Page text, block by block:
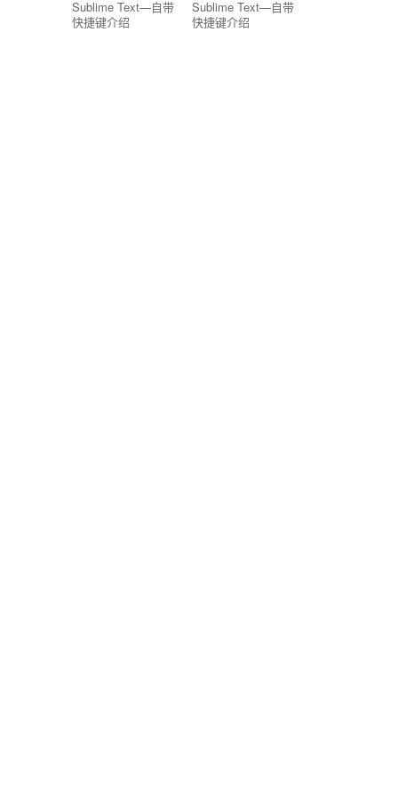
Sublime Text—自带
快捷键介绍
Sublime Text—自带
快捷键介绍